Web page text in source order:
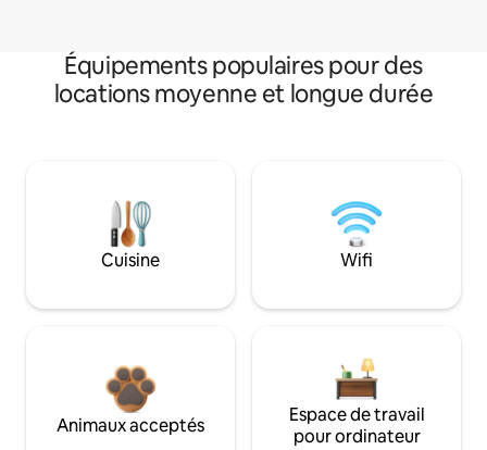
Équipements populaires pour des
locations moyenne et longue durée
Cuisine Wifi
Animaux acceptés
Espace de travail
pour ordinateur